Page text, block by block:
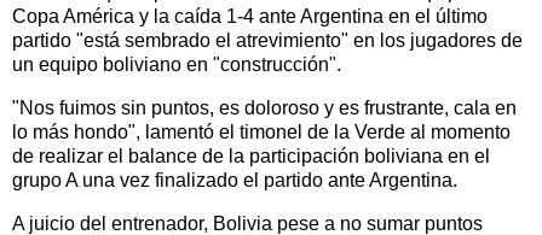
Copa América y la caída 1-4 ante Argentina en el último
partido "está sembrado el atrevimiento" en los jugadores de
un equipo boliviano en "construcción".
"Nos fuimos sin puntos, es doloroso y es frustrante, cala en
lo más hondo", lamentó el timonel de la Verde al momento
de realizar el balance de la participación boliviana en el
grupo A una vez finalizado el partido ante Argentina.
A juicio del entrenador, Bolivia pese a no sumar puntos